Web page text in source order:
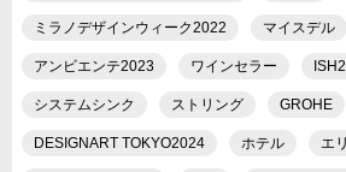
ミラノデザインウィーク2022 マイスデル
アンビエンテ2023 ワインセラー
システムシンク ストリング GROHE
DESIGNART TOKYO2024 ホテル エ